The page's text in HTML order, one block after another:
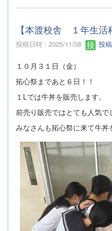
【本渡校舎 １年生活
投稿日時 : 2025/11/08 投
１０月３１日（金）
拓心祭まであと６日！！
１Lでは牛丼を販売します。
前売り販売ではとても人気で
みなさんも拓心祭に来て牛丼